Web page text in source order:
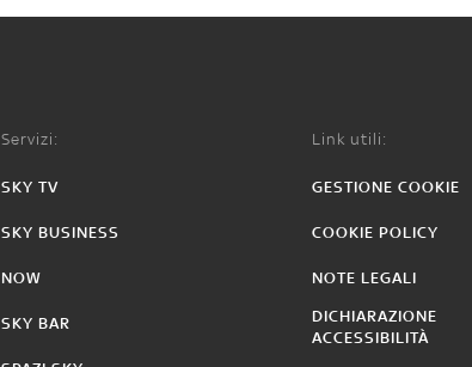
Servizi:
SKY TV
SKY BUSINESS
NOW
SKY BAR
Link utili:
GESTIONE COOKIE
COOKIE POLICY
NOTE LEGALI
DICHIARAZIONE
ACCESSIBILITÀ